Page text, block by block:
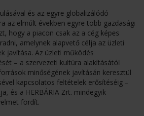
és az egyre globalizálódó
az elmúlt években egyre több gazdasági
hogy a piacon csak az a cég képes
amelynek alapvető célja az üzleti
javítása. Az üzleti működés
– a szervezeti kultúra alakításától
minőségének javításán keresztül
kapcsolatos feltételek erősítéséig –
és a HERBÁRIA Zrt. mindegyik
fordít.